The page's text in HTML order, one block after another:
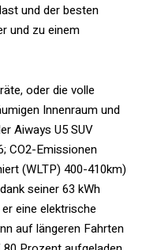
und der besten
und zu einem
oder die volle
Innenraum und
Aiways U5 SUV
CO2-Emissionen
(WLTP) 400-410km)
seiner 63 kWh
eine elektrische
auf längeren Fahrten